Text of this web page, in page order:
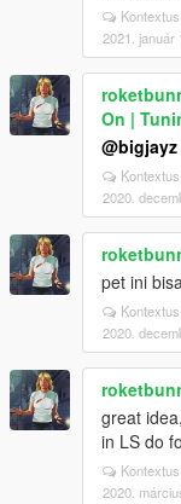
2021. január
On |
@bigjayz
2020.
pet ini
2020.
great
in LS do
2020.